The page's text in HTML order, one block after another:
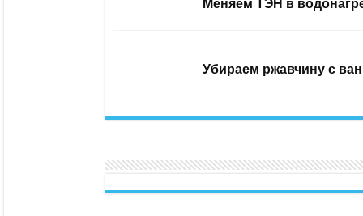
Меняем ТЭН в
Убираем ржавчину с